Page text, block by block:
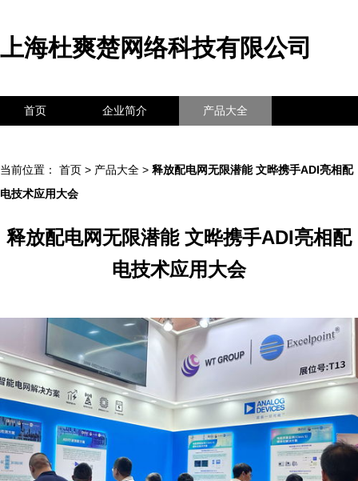
上海杜爽楚网络科技有限公司
首页 企业简介 产品大全
当前位置： 首页 > 产品大全 > 释放配电网无限潜能 文晔携手ADI亮相配
电技术应用大会
释放配电网无限潜能 文晔携手ADI亮相配
电技术应用大会